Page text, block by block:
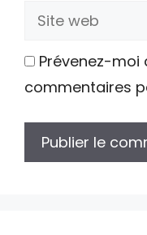
Site
Prévenez-moi
commentaires